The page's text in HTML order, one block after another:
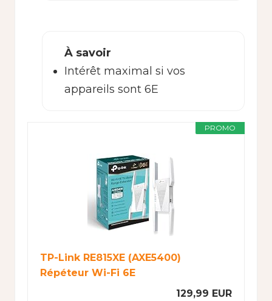
À savoir
Intérêt maximal si vos
appareils sont 6E
PROMO
TP-Link RE815XE (AXE5400)
Répéteur Wi-Fi 6E
129,99 EUR